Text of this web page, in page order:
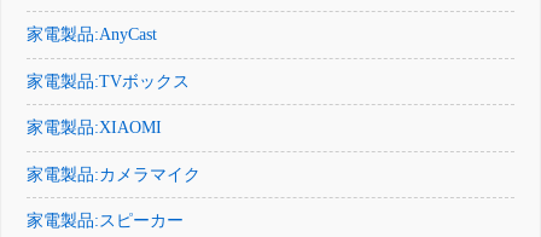
家電製品:AnyCast
家電製品:TVボックス
家電製品:XIAOMI
家電製品:カメラマイク
家電製品:スピーカー